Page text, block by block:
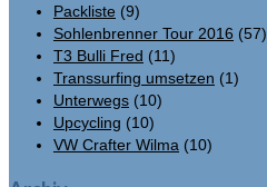
Packliste (9)
Sohlenbrenner Tour 2016 (57)
T3 Bulli Fred (11)
Transsurfing umsetzen (1)
Unterwegs (10)
Upcycling (10)
VW Crafter Wilma (10)